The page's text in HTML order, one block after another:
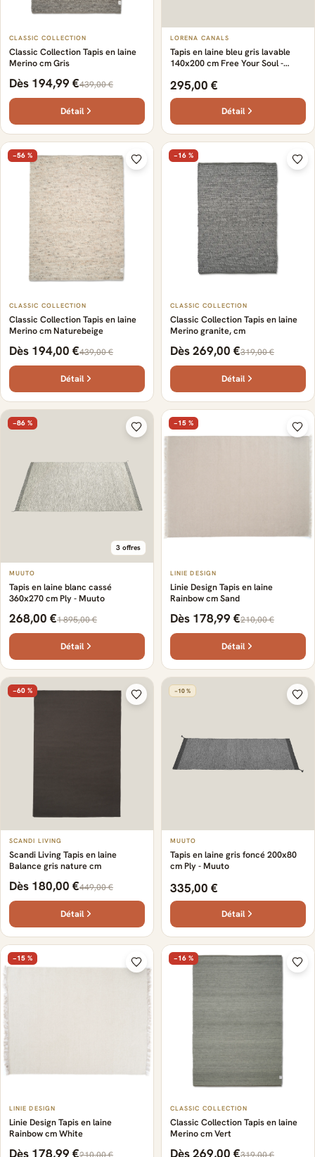
CLASSIC COLLECTION
Classic Collection Tapis en laine
Merino cm Gris
Dès 194,99 €439,00 €
Détail
LORENA CANALS
Tapis en laine bleu gris lavable
140x200 cm Free Your Soul -
295,00 €
Détail
−56 %
CLASSIC COLLECTION
Classic Collection Tapis en laine
Merino cm Naturebeige
Dès 194,00 €439,00 €
Détail
−16 %
CLASSIC COLLECTION
Classic Collection Tapis en laine
Merino granite, cm
Dès 269,00 €319,00 €
Détail
−86 %
3 offres
MUUTO
Tapis en laine blanc cassé
360x270 cm Ply - Muuto
268,00 €1 895,00 €
Détail
−15 %
LINIE DESIGN
Linie Design Tapis en laine
Rainbow cm Sand
Dès 178,99 €210,00 €
Détail
−60 %
SCANDI LIVING
Scandi Living Tapis en laine
Balance gris nature cm
Dès 180,00 €449,00 €
Détail
−10 %
MUUTO
Tapis en laine gris foncé 200x80
cm Ply - Muuto
335,00 €
Détail
−15 %
LINIE DESIGN
Linie Design Tapis en laine
Rainbow cm White
Dès 178,99 €
−16 %
CLASSIC COLLECTION
Classic Collection Tapis en laine
Merino cm Vert
Dès 269,00 €